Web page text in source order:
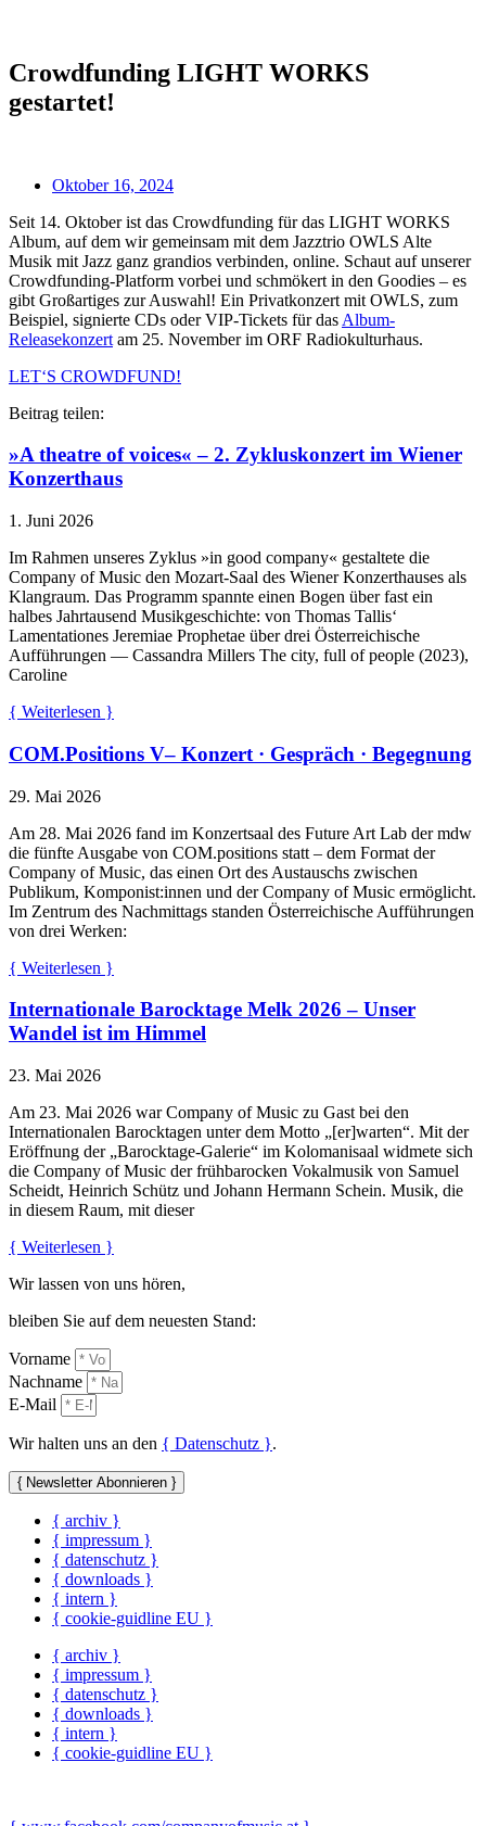
Crowdfunding LIGHT WORKS
gestartet!
Oktober 16, 2024
Seit 14. Oktober ist das Crowdfunding für das LIGHT WORKS
Album, auf dem wir gemeinsam mit dem Jazztrio OWLS Alte
Musik mit Jazz ganz grandios verbinden, online. Schaut auf unserer
Crowdfunding-Platform vorbei und schmökert in den Goodies – es
gibt Großartiges zur Auswahl! Ein Privatkonzert mit OWLS, zum
Beispiel, signierte CDs oder VIP-Tickets für das Album-
Releasekonzert am 25. November im ORF Radiokulturhaus.
LET‘S CROWDFUND!
Beitrag teilen:
»A theatre of voices« – 2. Zykluskonzert im Wiener
Konzerthaus
1. Juni 2026
Im Rahmen unseres Zyklus »in good company« gestaltete die
Company of Music den Mozart-Saal des Wiener Konzerthauses als
Klangraum. Das Programm spannte einen Bogen über fast ein
halbes Jahrtausend Musikgeschichte: von Thomas Tallis‘
Lamentationes Jeremiae Prophetae über drei Österreichische
Aufführungen — Cassandra Millers The city, full of people (2023),
Caroline
{ Weiterlesen }
COM.Positions V– Konzert · Gespräch · Begegnung
29. Mai 2026
Am 28. Mai 2026 fand im Konzertsaal des Future Art Lab der mdw
die fünfte Ausgabe von COM.positions statt – dem Format der
Company of Music, das einen Ort des Austauschs zwischen
Publikum, Komponist:innen und der Company of Music ermöglicht.
Im Zentrum des Nachmittags standen Österreichische Aufführungen
von drei Werken:
{ Weiterlesen }
Internationale Barocktage Melk 2026 – Unser
Wandel ist im Himmel
23. Mai 2026
Am 23. Mai 2026 war Company of Music zu Gast bei den
Internationalen Barocktagen unter dem Motto „[er]warten“. Mit der
Eröffnung der „Barocktage-Galerie“ im Kolomanisaal widmete sich
die Company of Music der frühbarocken Vokalmusik von Samuel
Scheidt, Heinrich Schütz und Johann Hermann Schein. Musik, die
in diesem Raum, mit dieser
{ Weiterlesen }
Wir lassen von uns hören,
bleiben Sie auf dem neuesten Stand:
Vorname
Nachname
E-Mail
Wir halten uns an den { Datenschutz }.
{ Newsletter Abonnieren }
{ archiv }
{ impressum }
{ datenschutz }
{ downloads }
{ intern }
{ cookie-guidline EU }
{ archiv }
{ impressum }
{ datenschutz }
{ downloads }
{ intern }
{ cookie-guidline EU }